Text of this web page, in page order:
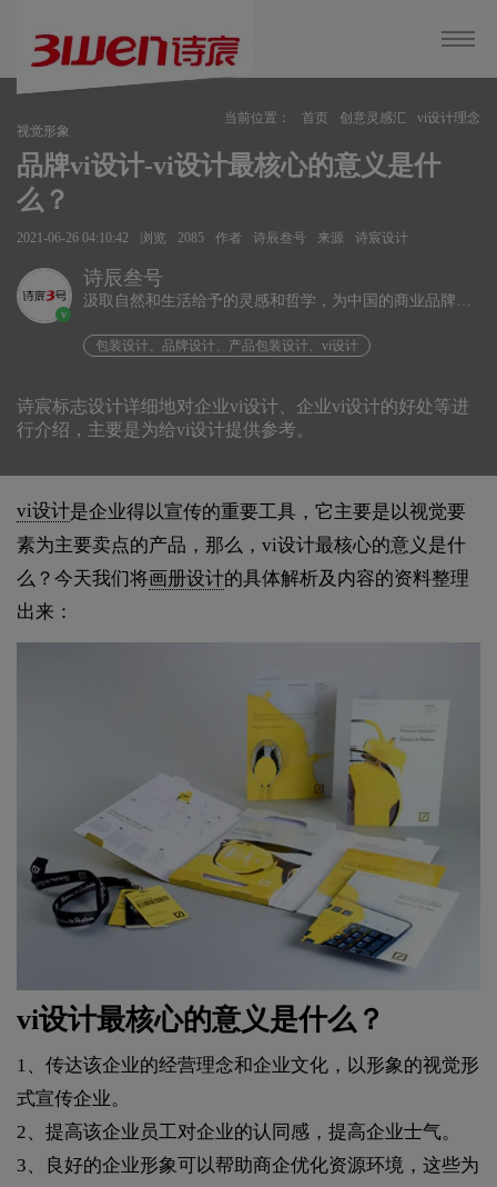
当前位置： 首页 创意灵感汇
vi设计理念
视觉形象
品牌vi设计-vi设计最核心的意义是什
么？
2021-06-26 04:10:42 浏览 2085 作者 诗辰叁号 来源 诗宸设计
v
诗辰叁号
汲取自然和生活给予的灵感和哲学，为中国的商业品牌发
包装设计、品牌设计、产品包装设计、vi设计
诗宸标志设计详细地对企业vi设计、企业vi设计的好处等进
行介绍，主要是为给vi设计提供参考。
vi设计是企业得以宣传的重要工具，它主要是以视觉要
素为主要卖点的产品，那么，vi设计最核心的意义是什
么？今天我们将画册设计的具体解析及内容的资料整理
出来：
vi设计最核心的意义是什么？
1、传达该企业的经营理念和企业文化，以形象的视觉形
式宣传企业。
2、提高该企业员工对企业的认同感，提高企业士气。
3、良好的企业形象可以帮助商企优化资源环境，这些为